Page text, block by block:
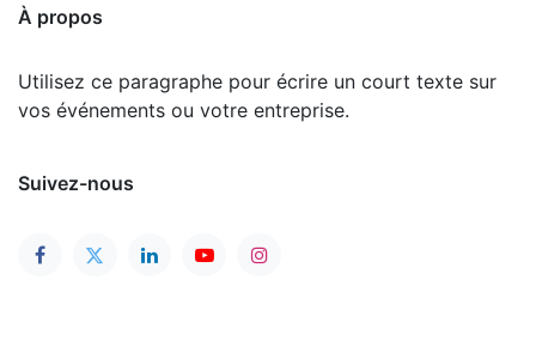
À propos
Utilisez ce paragraphe pour écrire un court texte sur
vos événements ou votre entreprise.
Suivez-nous